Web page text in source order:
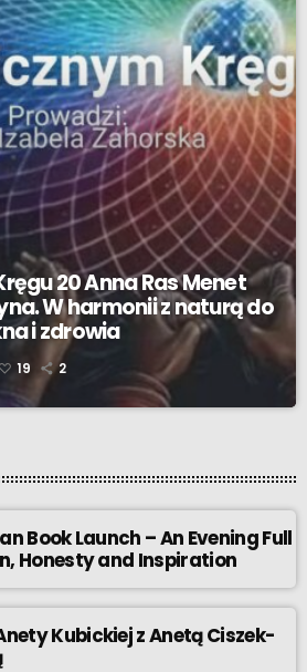
20 Anna Ras Menet
W harmonii z naturą do
i zdrowia
19 2
Book Launch – An Evening Full
Honesty and Inspiration
Kubickiej z Anetą Ciszek-